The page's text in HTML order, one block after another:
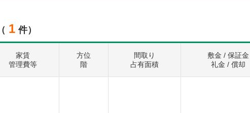
1 件）
家賃
管理費等
方位
階
間取り
占有面積
敷金 / 保証金
礼金 / 償却